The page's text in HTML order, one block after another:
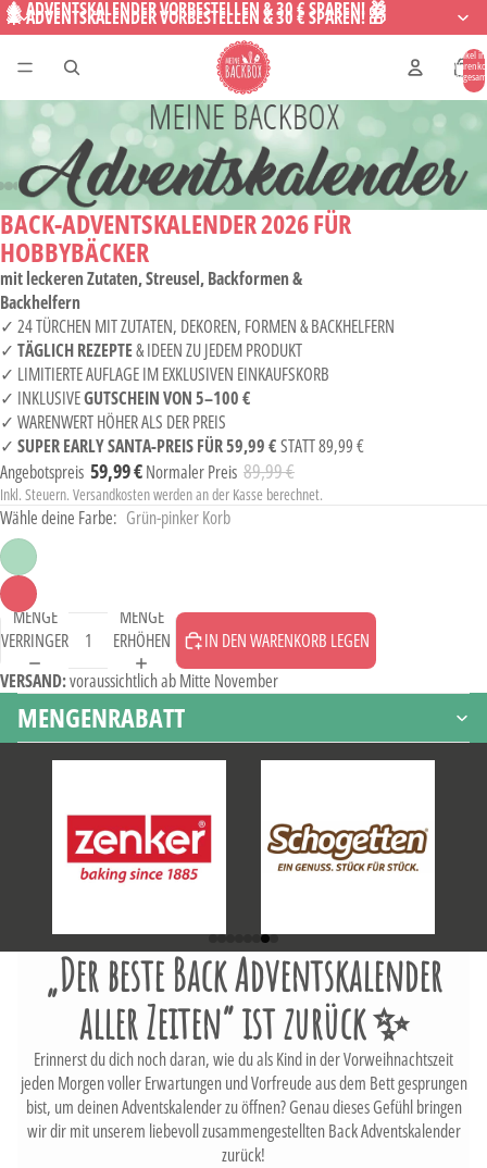
🎄 ADVENTSKALENDER VORBESTELLEN & 30 € SPAREN! 🎁
🎄 ADVENTSKALENDER VORBESTELLEN & 30 € SPAREN! 🎁
Artikel im
BACK-ADVENTSKALENDER 2026 FÜR
HOBBYBÄCKER
mit leckeren Zutaten, Streusel, Backformen &
Backhelfern
✓ 24 TÜRCHEN MIT ZUTATEN, DEKOREN, FORMEN & BACKHELFERN
✓ TÄGLICH REZEPTE& IDEEN ZU JEDEM PRODUKT
✓ LIMITIERTE AUFLAGE IM EXKLUSIVEN EINKAUFSKORB
✓ INKLUSIVEGUTSCHEIN VON 5–100 €
✓ WARENWERT HÖHER ALS DER PREIS
✓ SUPER EARLY SANTA-PREIS FÜR 59,99 €STATT 89,99 €
Angebotspreis 59,99 €Normaler Preis 89,99 €
Inkl. Steuern. Versandkosten werden an der Kasse berechnet.
Wähle deine Farbe: Grün-pinker Korb
MENGE
VERRINGERN
MENGE
ERHÖHEN
IN DEN WARENKORB LEGEN
VERSAND:voraussichtlichab Mitte November
MENGENRABATT
„Der beste Back Adventskalender
aller Zeiten“ ist zurück ✨
Erinnerst du dich noch daran, wie du als Kind in der Vorweihnachtszeit
jeden Morgen voller Erwartungen und Vorfreude aus dem Bett gesprungen
bist, um deinen Adventskalender zu öffnen? Genau dieses Gefühl bringen
wir dir mit unserem liebevoll zusammengestellten Back Adventskalender
zurück!